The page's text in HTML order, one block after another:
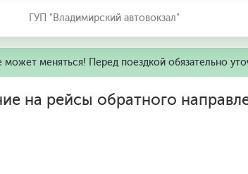
ГУП "Владимирский автовокзал"
может меняться! Перед поездкой обязательно
на рейсы обратного